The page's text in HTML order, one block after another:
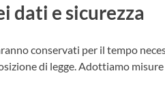
dati e sicurezza
conservati per il tempo
di legge. Adottiamo